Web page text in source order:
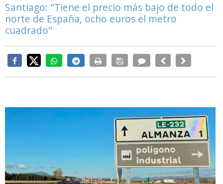
Santiago: "Tiene el precio más bajo de todo el
norte de España, ocho euros el metro
cuadrado"